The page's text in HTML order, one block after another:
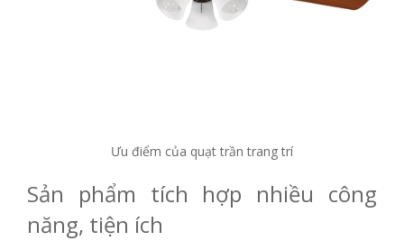
Ưu điểm của quạt trần trang trí
Sản phẩm tích hợp nhiều công
năng, tiện ích